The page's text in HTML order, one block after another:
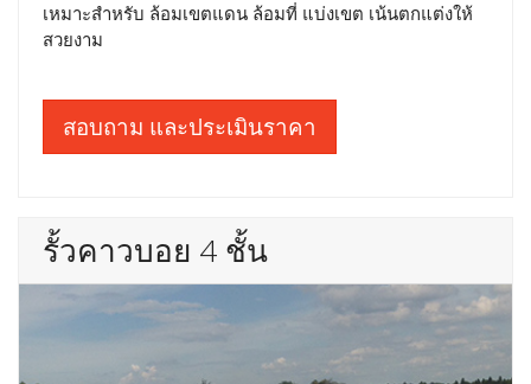
เหมาะสำหรับ ล้อมเขตแดน ล้อมที่ แบ่งเขต เน้นตกแต่งให้
สวยงาม
สอบถาม และประเมินราคา
รั้วคาวบอย 4 ชั้น